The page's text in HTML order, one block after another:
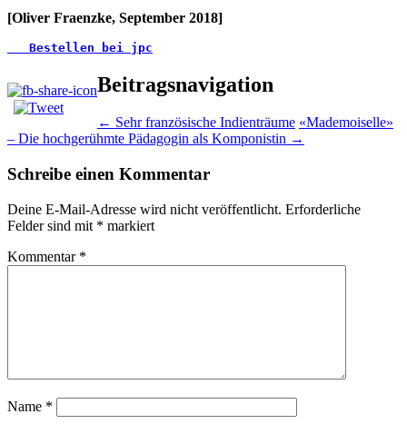
[Oliver Fraenzke, September 2018]
Bestellen bei jpc
Beitragsnavigation
← Sehr französische Indienträume «Mademoiselle»
– Die hochgerühmte Pädagogin als Komponistin →
Schreibe einen Kommentar
Deine E-Mail-Adresse wird nicht veröffentlicht. Erforderliche
Felder sind mit * markiert
Kommentar *
Name *